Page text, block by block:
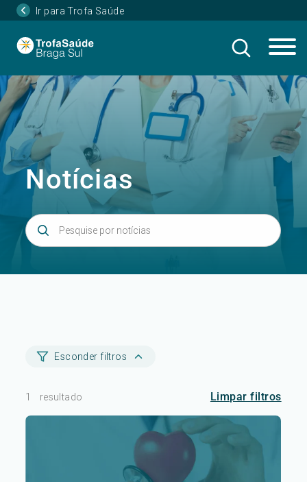
Ir para Trofa Saúde
Notícias
Esconder filtros
1 resultado Limpar filtros